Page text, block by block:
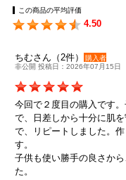
この商品の平均評価
4.50
ちむさん（2件）
購入者
非公開 投稿日：2026年07月15日
今回で２度目の購入です
で、日差しから十分に肌
で、リピートしました。
す。
子供も使い勝手の良さか
た。